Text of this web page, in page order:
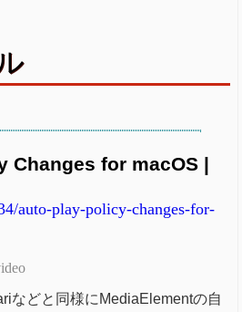
Changes for macOS |
auto-play-policy-changes-for-
などと同様にMediaElementの自